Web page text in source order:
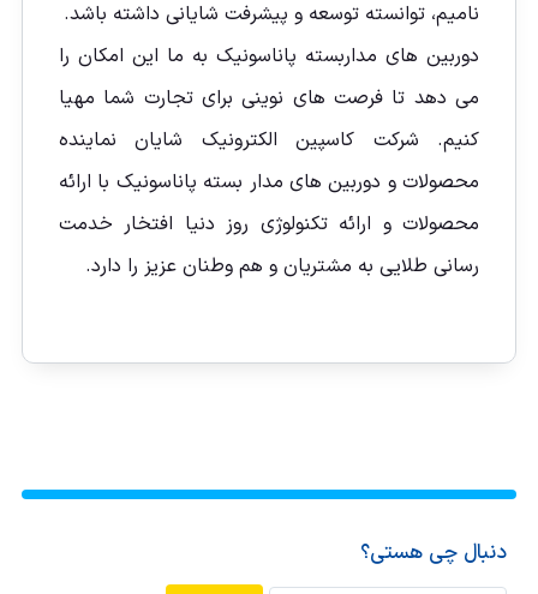
نامیم، توانسته توسعه و پیشرفت شایانی داشته باشد.
دوربین های مداربسته پاناسونیک به ما این امکان را
می دهد تا فرصت های نوینی برای تجارت شما مهیا
کنیم. شرکت کاسپین الکترونیک شایان نماینده
محصولات و دوربین های مدار بسته پاناسونیک با ارائه
محصولات و ارائه تکنولوژی روز دنیا افتخار خدمت
رسانی طلایی به مشتریان و هم وطنان عزیز را دارد.
دنبال چی هستی؟